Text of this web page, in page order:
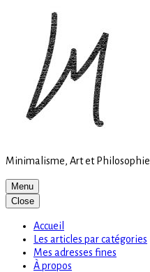
Minimalisme, Art et Philosophie
Menu
Close
Accueil
Les articles par catégories
Mes adresses fines
À propos